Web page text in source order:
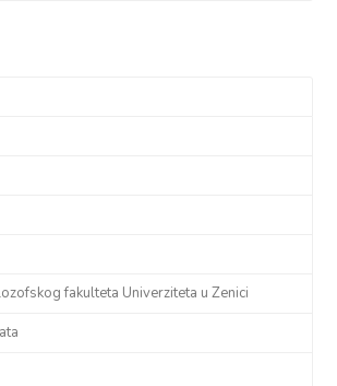
fakulteta Univerziteta u Zenici